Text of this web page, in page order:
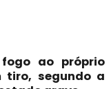
ao próprio
tiro, segundo a